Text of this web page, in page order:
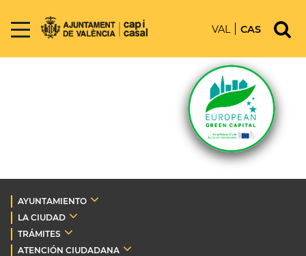
VAL CAS
AYUNTAMIENTO
LA CIUDAD
TRÁMITES
ATENCIÓN CIUDADANA